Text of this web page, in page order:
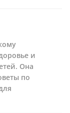
и
Она
по